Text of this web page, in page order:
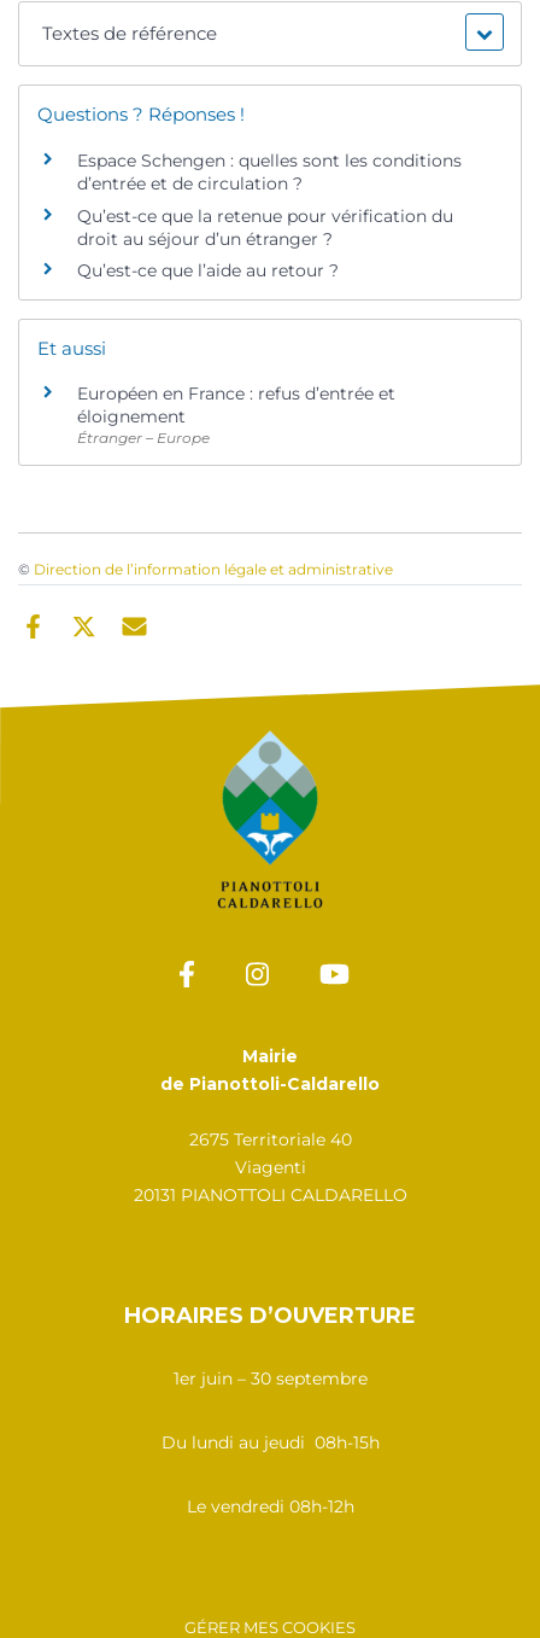
Textes de référence
Questions ? Réponses !
Espace Schengen : quelles sont les conditions
d’entrée et de circulation ?
Qu’est-ce que la retenue pour vérification du
droit au séjour d’un étranger ?
Qu’est-ce que l’aide au retour ?
Et aussi
Européen en France : refus d’entrée et
éloignement
Étranger – Europe
© Direction de l’information légale et administrative
Mairie
de Pianottoli-Caldarello
2675 Territoriale 40
Viagenti
20131 PIANOTTOLI CALDARELLO
HORAIRES D’OUVERTURE
1er juin – 30 septembre
Du lundi au jeudi 08h-15h
Le vendredi 08h-12h
GÉRER MES COOKIES